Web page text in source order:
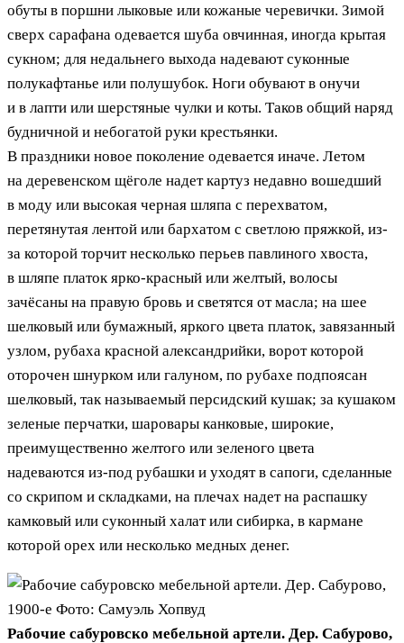
обуты в поршни лыковые или кожаные черевички. Зимой
сверх сарафана одевается шуба овчинная, иногда крытая
сукном; для недальнего выхода надевают суконные
полукафтанье или полушубок. Ноги обувают в онучи
и в лапти или шерстяные чулки и коты. Таков общий наряд
будничной и небогатой руки крестьянки.
В праздники новое поколение одевается иначе. Летом
на деревенском щёголе надет картуз недавно вошедший
в моду или высокая черная шляпа с перехватом,
перетянутая лентой или бархатом с светлою пряжкой, из-
за которой торчит несколько перьев павлиного хвоста,
в шляпе платок ярко-красный или желтый, волосы
зачёсаны на правую бровь и светятся от масла; на шее
шелковый или бумажный, яркого цвета платок, завязанный
узлом, рубаха красной александрийки, ворот которой
оторочен шнурком или галуном, по рубахе подпоясан
шелковый, так называемый персидский кушак; за кушаком
зеленые перчатки, шаровары канковые, широкие,
преимущественно желтого или зеленого цвета
надеваются из-под рубашки и уходят в сапоги, сделанные
со скрипом и складками, на плечах надет на распашку
камковый или суконный халат или сибирка, в кармане
которой орех или несколько медных денег.
Рабочие сабуровско мебельной артели. Дер. Сабурово,